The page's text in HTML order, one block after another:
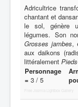
Race
Archétype
[]
Nom
Adricultrice
chantant et
le sol, génère
légumes. Son
Grosses jambes,
aux daikons
littéralement
Personnage
= 3 / 5